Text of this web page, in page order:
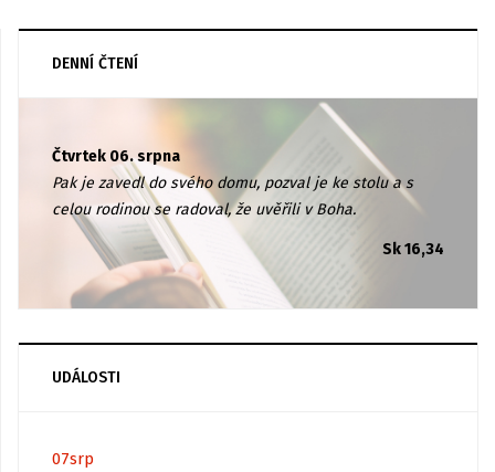
DENNÍ ČTENÍ
Čtvrtek 06. srpna
Pak je zavedl do svého domu, pozval je ke stolu a s
celou rodinou se radoval, že uvěřili v Boha.
Sk 16,34
UDÁLOSTI
07srp